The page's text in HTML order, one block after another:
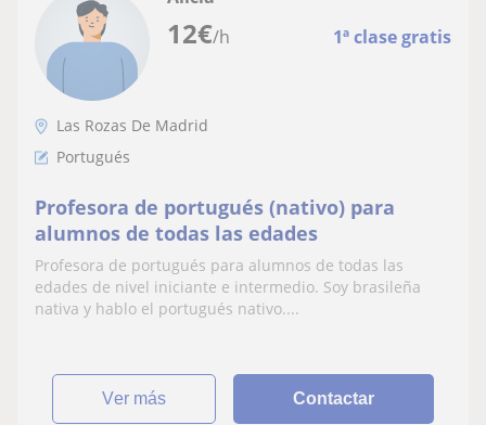
12€/h 1ª clase gratis
Las Rozas De Madrid
Portugués
Profesora de portugués (nativo) para
alumnos de todas las edades
Profesora de portugués para alumnos de todas las
edades de nivel iniciante e intermedio. Soy brasileña
nativa y hablo el portugués nativo....
ver más Contactar